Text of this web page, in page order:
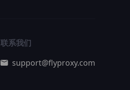
联系我们
support@flyproxy.com